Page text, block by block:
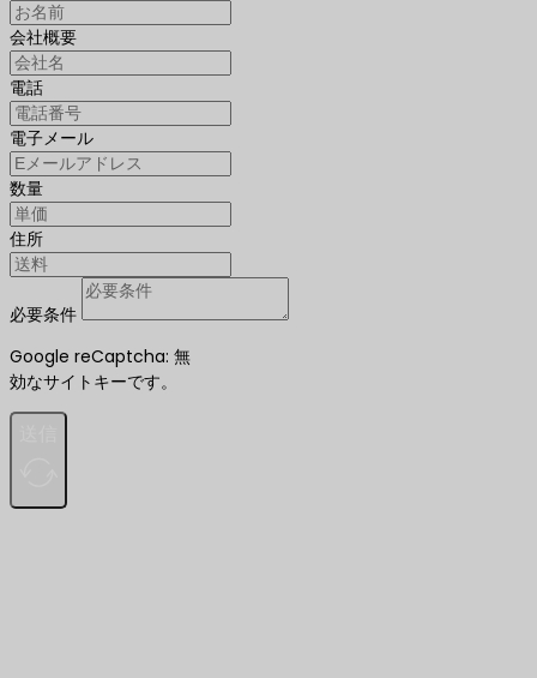
会社概要
電話
電子メール
数量
住所
必要条件
Google reCaptcha: 無
効なサイトキーです。